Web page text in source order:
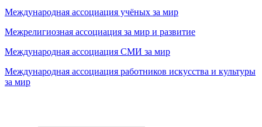
Международная ассоциация учёных за мир
Межрелигиозная ассоциация за мир и развитие
Международная ассоциация СМИ за мир
Международная ассоциация работников искусства и культуры
за мир